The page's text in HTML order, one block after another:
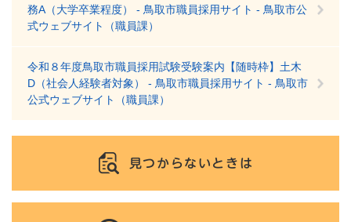
務A（大学卒業程度） - 鳥取市職員採用サイト - 鳥取市公
式ウェブサイト（職員課）
令和８年度鳥取市職員採用試験受験案内【随時枠】土木
D（社会人経験者対象） - 鳥取市職員採用サイト - 鳥取市
公式ウェブサイト（職員課）
見つからないときは